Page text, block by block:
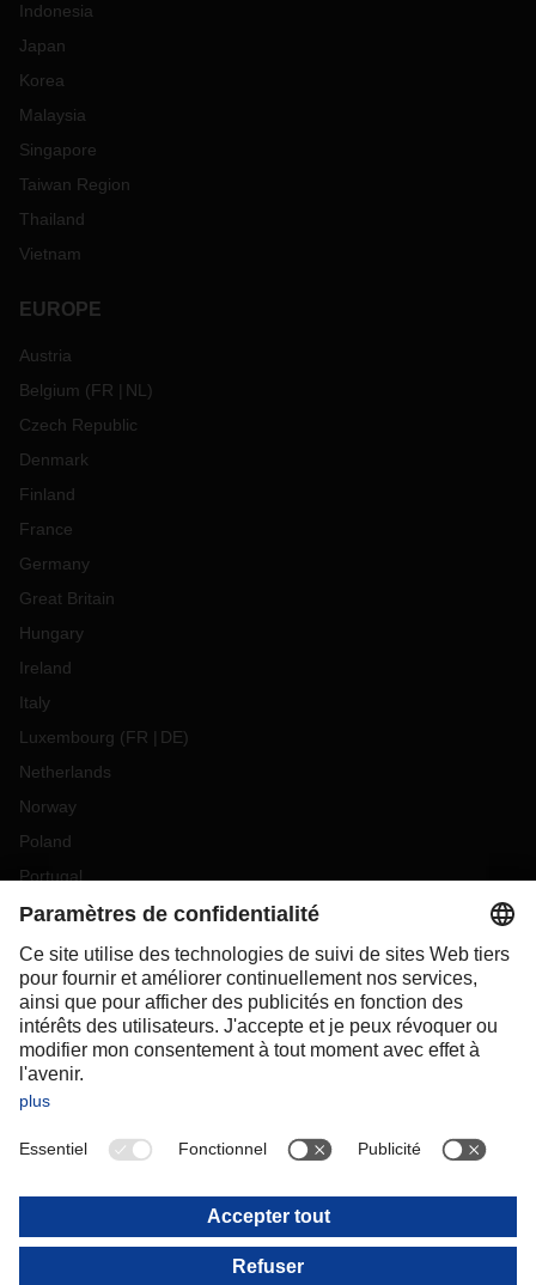
Indonesia
Japan
Korea
Malaysia
Singapore
Taiwan Region
Thailand
Vietnam
EUROPE
Austria
Belgium (FR NL )
Czech Republic
Denmark
Finland
France
Germany
Great Britain
Hungary
Ireland
Italy
Luxembourg (FR DE)
Netherlands
Norway
Poland
Portugal
Romania
Slovakia
Spain
Sweden
Switzerland(DE FR)
Turkey
OCEANIA